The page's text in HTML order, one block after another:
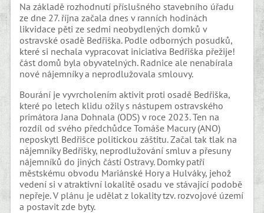
Na základě rozhodnutí příslušného stavebního úřadu
ze dne 27. října začala dnes v ranních hodinách
likvidace pěti ze sedmi neobydlených domků v
ostravské osadě Bedřiška. Podle odborných posudků,
které si nechala vypracovat iniciativa Bedřiška přežije!
část domů byla obyvatelných. Radnice ale nenabírala
nové nájemníky a neprodlužovala smlouvy.
Bourání je vyvrcholením aktivit proti osadě Bedřiška,
které po letech klidu ožily s nástupem ostravského
primátora Jana Dohnala (ODS) v roce 2023. Ten na
rozdíl od svého předchůdce Tomáše Macury (ANO)
neposkytl Bedřišce politickou záštitu. Začal tak tlak na
nájemníky Bedřišky, neprodlužování smluv a přesuny
nájemníků do jiných částí Ostravy. Domky patří
městskému obvodu Mariánské Hory a Hulváky, jehož
vedení si v atraktivní lokalitě osadu ve stávající podobě
nepřeje. V plánu je udělat z lokality tzv. rozvojové území
a postavit zde byty.